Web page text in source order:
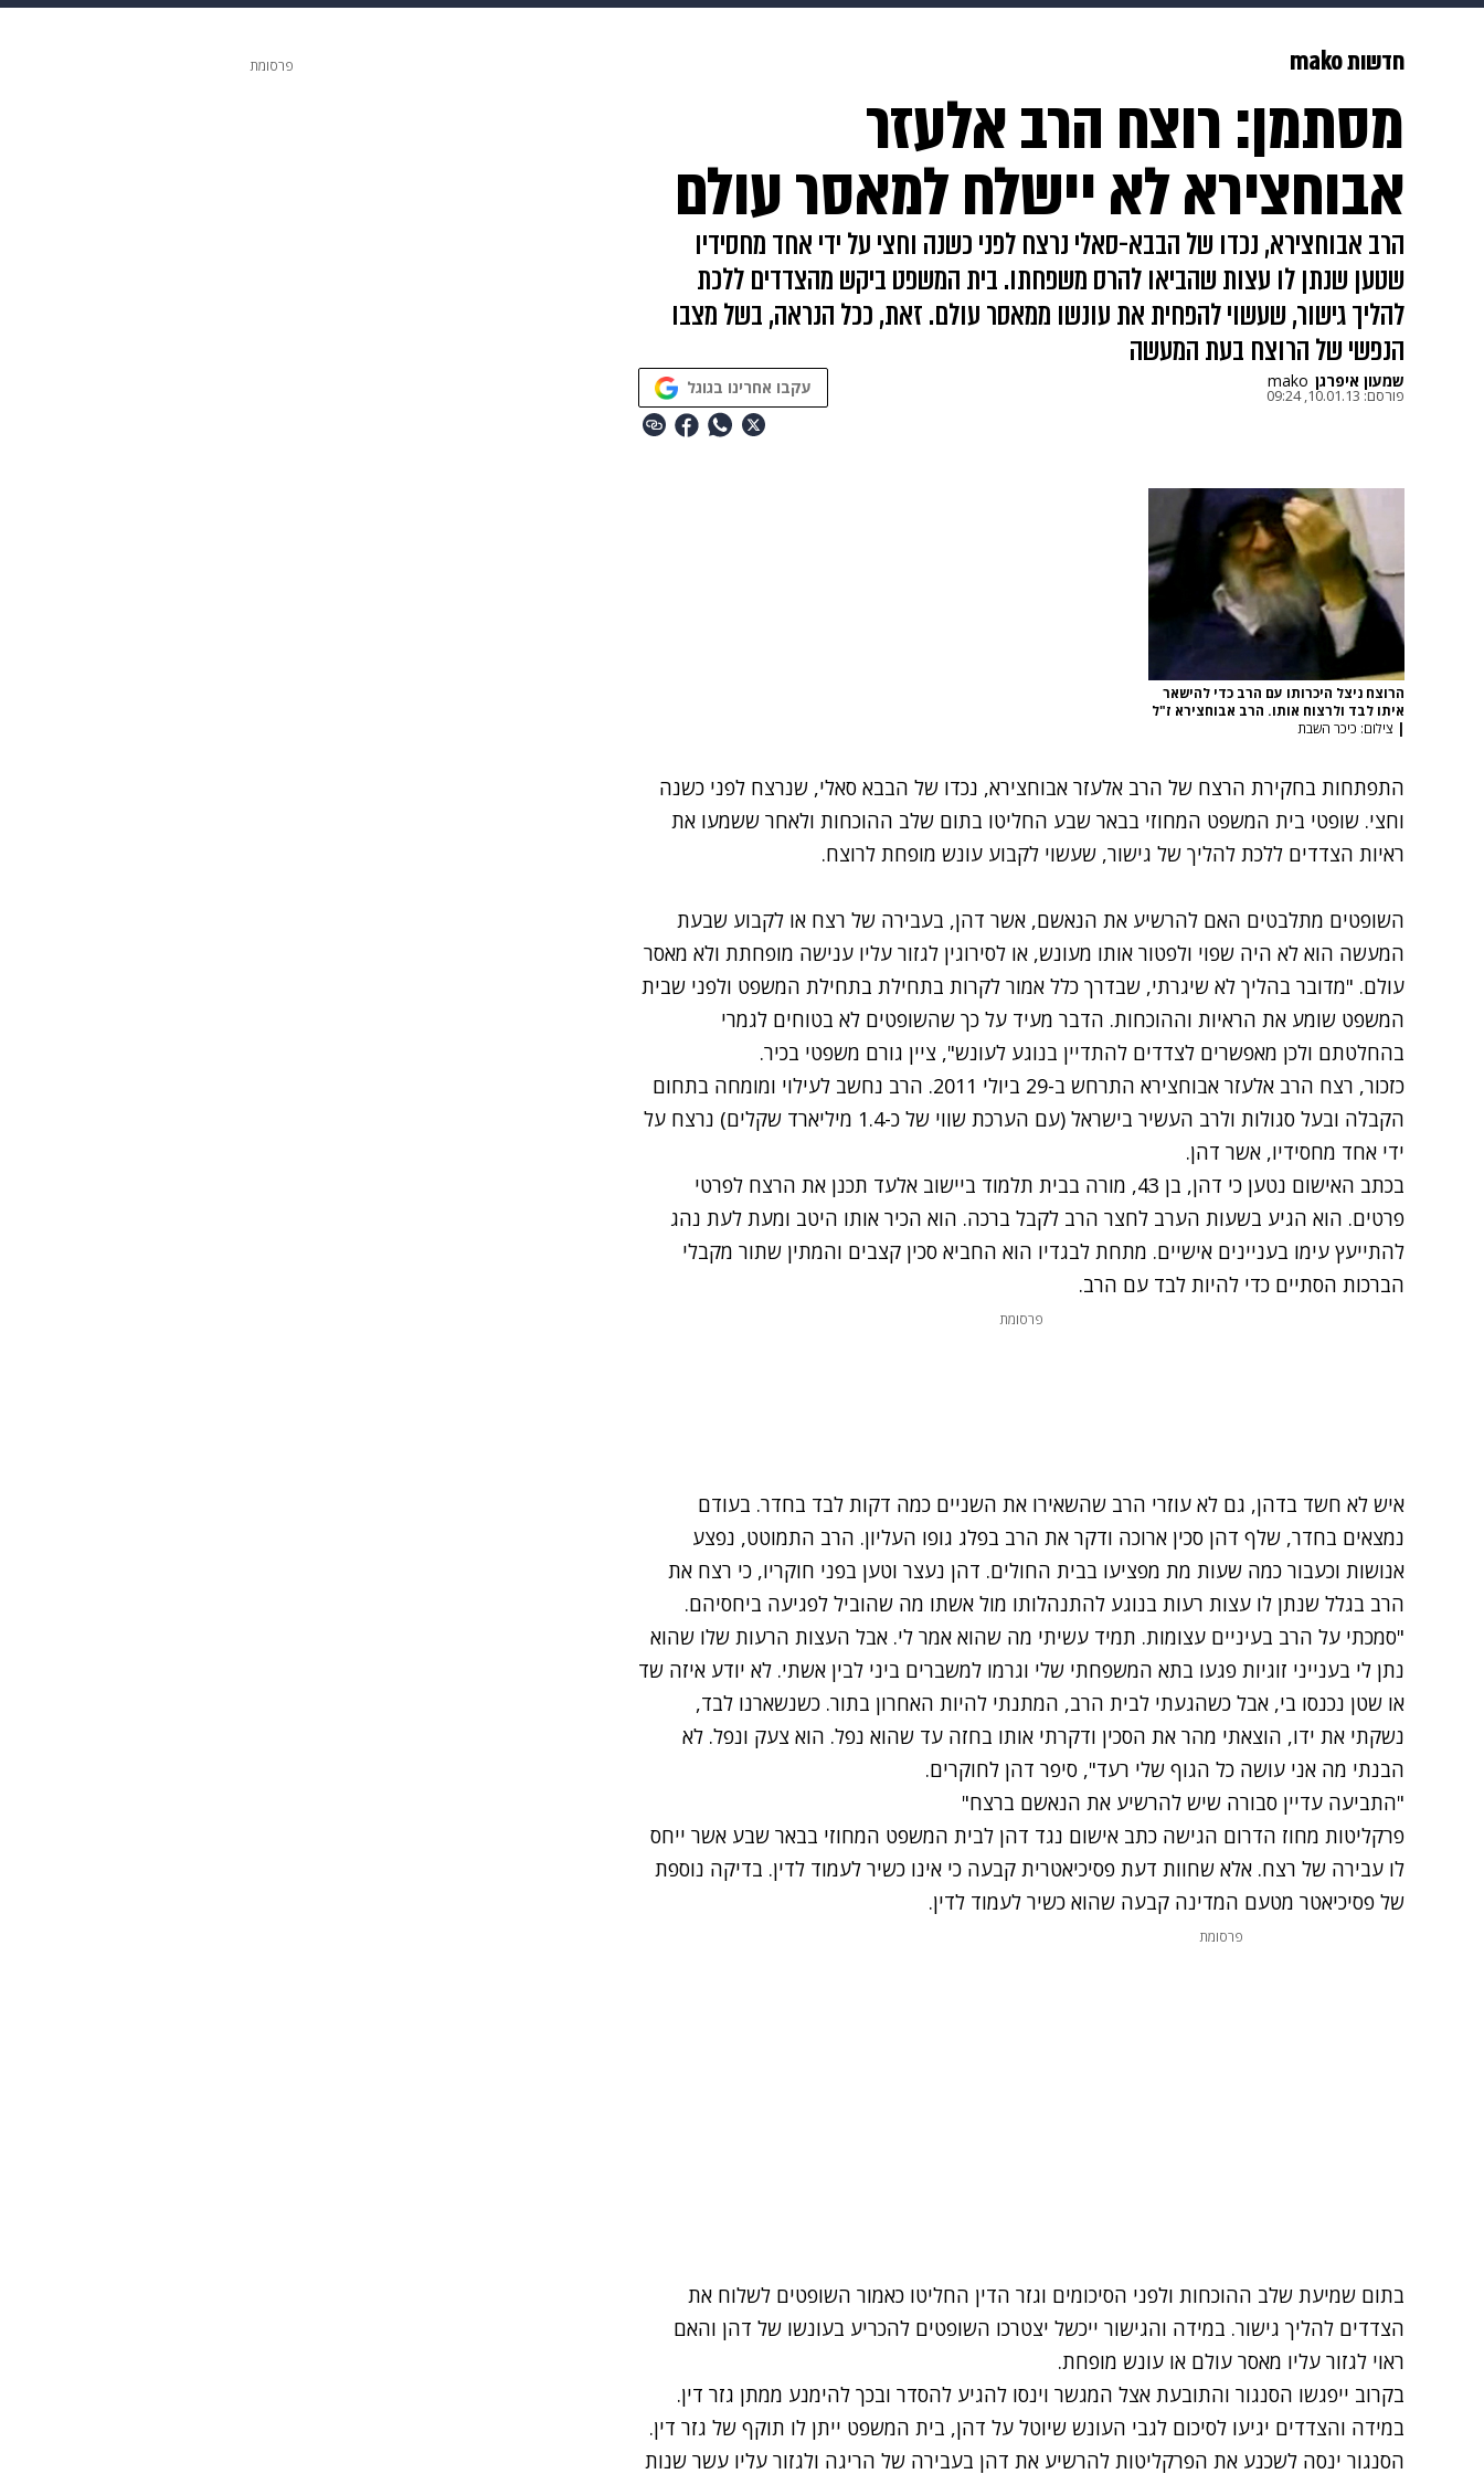
דיגיטל גאווה משפט תשעה חודשים
חדשות mako
מסתמן: רוצח הרב אלעזר
אבוחצירא לא יישלח למאסר עולם
הרב אבוחצירא, נכדו של הבבא-סאלי נרצח לפני כשנה וחצי על ידי אחד מחסידיו
שטען שנתן לו עצות שהביאו להרס משפחתו. בית המשפט ביקש מהצדדים ללכת
להליך גישור, שעשוי להפחית את עונשו ממאסר עולם. זאת, ככל הנראה, בשל מצבו
הנפשי של הרוצח בעת המעשה
שמעון איפרגן mako
פורסם: 10.01.13, 09:24 עקבו אחרינו בגוגל
הרוצח ניצל היכרותו עם הרב כדי להישאר
איתו לבד ולרצוח אותו. הרב אבוחצירא ז"ל
| צילום: כיכר השבת
התפתחות בחקירת הרצח של הרב אלעזר אבוחצירא, נכדו של הבבא סאלי, שנרצח לפני כשנה
וחצי. שופטי בית המשפט המחוזי בבאר שבע החליטו בתום שלב ההוכחות ולאחר ששמעו את
ראיות הצדדים ללכת להליך של גישור, שעשוי לקבוע עונש מופחת לרוצח.
השופטים מתלבטים האם להרשיע את הנאשם, אשר דהן, בעבירה של רצח או לקבוע שבעת
המעשה הוא לא היה שפוי ולפטור אותו מעונש, או לסירוגין לגזור עליו ענישה מופחתת ולא מאסר
עולם. "מדובר בהליך לא שיגרתי, שבדרך כלל אמור לקרות בתחילת בתחילת המשפט ולפני שבית
המשפט שומע את הראיות וההוכחות. הדבר מעיד על כך שהשופטים לא בטוחים לגמרי
בהחלטתם ולכן מאפשרים לצדדים להתדיין בנוגע לעונש", ציין גורם משפטי בכיר.
כזכור, רצח הרב אלעזר אבוחצירא התרחש ב-29 ביולי 2011
. הרב נחשב לעילוי ומומחה בתחום
הקבלה ובעל סגולות ולרב העשיר בישראל (עם הערכת שווי של כ-1.4 מיליארד שקלים) נרצח על
ידי אחד מחסידיו, אשר דהן.
בכתב האישום נטען כי דהן, בן 43, מורה בבית תלמוד ביישוב אלעד תכנן את הרצח לפרטי
פרטים. הוא הגיע בשעות הערב לחצר הרב לקבל ברכה. הוא הכיר אותו היטב ומעת לעת נהג
להתייעץ עימו בעניינים אישיים. מתחת לבגדיו הוא החביא סכין קצבים והמתין שתור מקבלי
הברכות הסתיים כדי להיות לבד עם הרב.
פרסומת
איש לא חשד בדהן, גם לא עוזרי הרב שהשאירו את השניים כמה דקות לבד בחדר. בעודם
נמצאים בחדר, שלף דהן סכין ארוכה ודקר את הרב בפלג גופו העליון. הרב התמוטט, נפצע
אנושות וכעבור כמה שעות מת מפציעו בבית החולים. דהן נעצר וטען בפני חוקריו, כי רצח את
הרב בגלל שנתן לו עצות רעות בנוגע להתנהלותו מול אשתו מה שהוביל לפגיעה ביחסיהם.
"סמכתי על הרב בעיניים עצומות. תמיד עשיתי מה שהוא אמר לי. אבל העצות הרעות שלו שהוא
נתן לי בענייני זוגיות פגעו בתא המשפחתי שלי וגרמו למשברים ביני לבין אשתי. לא יודע איזה שד
או שטן נכנסו בי, אבל כשהגעתי לבית הרב, המתנתי להיות האחרון בתור. כשנשארנו לבד,
נשקתי את ידו, הוצאתי מהר את הסכין ודקרתי אותו בחזה עד שהוא נפל. הוא צעק ונפל. לא
הבנתי מה אני עושה כל הגוף שלי רעד", סיפר דהן לחוקרים.
"התביעה עדיין סבורה שיש להרשיע את הנאשם ברצח"
פרקליטות מחוז הדרום הגישה כתב אישום נגד דהן לבית המשפט המחוזי בבאר שבע אשר ייחס
לו עבירה של רצח. אלא שחוות דעת פסיכיאטרית קבעה כי אינו כשיר לעמוד לדין. בדיקה נוספת
של פסיכיאטר מטעם המדינה קבעה שהוא כשיר לעמוד לדין.
פרסומת
בתום שמיעת שלב ההוכחות ולפני הסיכומים וגזר הדין החליטו כאמור השופטים לשלוח את
הצדדים להליך גישור. במידה והגישור ייכשל יצטרכו השופטים להכריע בעונשו של דהן והאם
ראוי לגזור עליו מאסר עולם או עונש מופחת.
בקרוב ייפגשו הסנגור והתובעת אצל המגשר וינסו להגיע להסדר ובכך להימנע ממתן גזר דין.
במידה והצדדים יגיעו לסיכום לגבי העונש שיוטל על דהן, בית המשפט ייתן לו תוקף של גזר דין.
הסנגור ינסה לשכנע את הפרקליטות להרשיע את דהן בעבירה של הריגה ולגזור עליו עשר שנות
פרסומת